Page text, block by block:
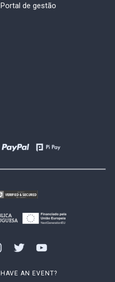
Portal de gestão
HAVE AN EVENT?